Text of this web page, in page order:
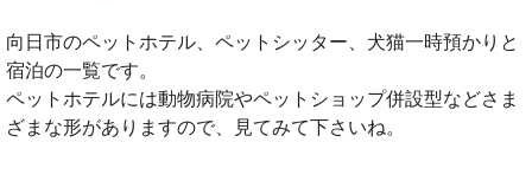
向日市のペットホテル、ペットシッター、犬猫一時預かりと
宿泊の一覧です。
ペットホテルには動物病院やペットショップ併設型などさま
ざまな形がありますので、見てみて下さいね。